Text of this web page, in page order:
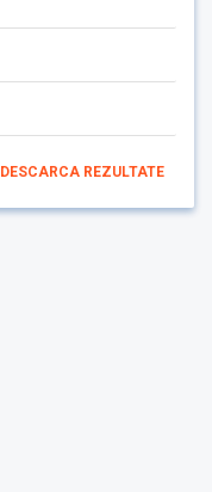
DESCARCA REZULTATE